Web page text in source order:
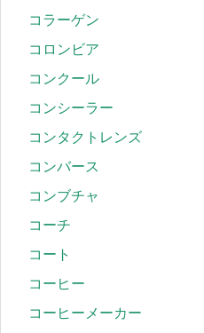
コラーゲン
コロンビア
コンクール
コンシーラー
コンタクトレンズ
コンバース
コンブチャ
コーチ
コート
コーヒー
コーヒーメーカー